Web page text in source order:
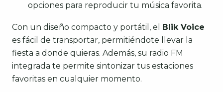
opciones para reproducir tu música favorita.
Con un diseño compacto y portátil, el Blik Voice
es fácil de transportar, permitiéndote llevar la
fiesta a donde quieras. Además, su radio FM
integrada te permite sintonizar tus estaciones
favoritas en cualquier momento.